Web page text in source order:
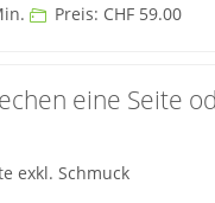
Preis: CHF 59.00
eine Seite
exkl. Schmuck